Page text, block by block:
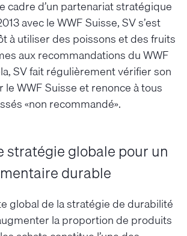
cadre d’un partenariat stratégique
avec le WWF Suisse, SV s’est
à utiliser des poissons et des fruits
aux recommandations du WWF
SV fait régulièrement vérifier son
WWF Suisse et renonce à tous
«non recommandé».
stratégie globale pour un
durable
global de la stratégie de durabilité
la proportion de produits